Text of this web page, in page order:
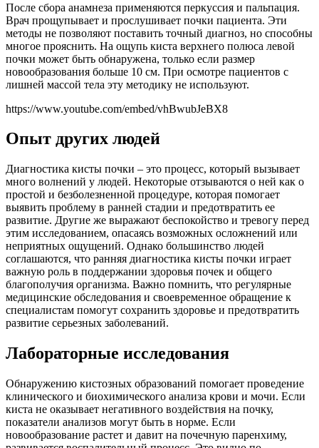
После сбора анамнеза применяются перкуссия и пальпация.
Врач прощупывает и прослушивает почки пациента. Эти
методы не позволяют поставить точный диагноз, но способны
многое прояснить. На ощупь киста верхнего полюса левой
почки может быть обнаружена, только если размер
новообразования больше 10 см. При осмотре пациентов с
лишней массой тела эту методику не используют.
https://www.youtube.com/embed/vhBwubJeBX8
Опыт других людей
Диагностика кисты почки – это процесс, который вызывает
много волнений у людей. Некоторые отзываются о ней как о
простой и безболезненной процедуре, которая помогает
выявить проблему в ранней стадии и предотвратить ее
развитие. Другие же выражают беспокойство и тревогу перед
этим исследованием, опасаясь возможных осложнений или
неприятных ощущений. Однако большинство людей
соглашаются, что ранняя диагностика кисты почки играет
важную роль в поддержании здоровья почек и общего
благополучия организма. Важно помнить, что регулярные
медицинские обследования и своевременное обращение к
специалистам помогут сохранить здоровье и предотвратить
развитие серьезных заболеваний.
Лабораторные исследования
Обнаружению кистозных образований помогает проведение
клинического и биохимического анализа крови и мочи. Если
киста не оказывает негативного воздействия на почку,
показатели анализов могут быть в норме. Если
новообразование растет и давит на почечную паренхиму,